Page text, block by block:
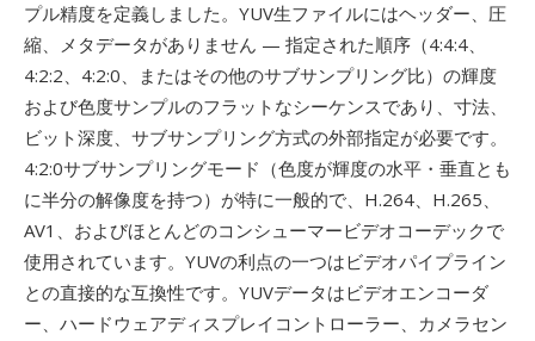
プル精度を定義しました。YUV生ファイルにはヘッダー、圧
縮、メタデータがありません — 指定された順序（4:4:4、
4:2:2、4:2:0、またはその他のサブサンプリング比）の輝度
および色度サンプルのフラットなシーケンスであり、寸法、
ビット深度、サブサンプリング方式の外部指定が必要です。
4:2:0サブサンプリングモード（色度が輝度の水平・垂直とも
に半分の解像度を持つ）が特に一般的で、H.264、H.265、
AV1、およびほとんどのコンシューマービデオコーデックで
使用されています。YUVの利点の一つはビデオパイプライン
との直接的な互換性です。YUVデータはビデオエンコーダ
ー、ハードウェアディスプレイコントローラー、カメラセン